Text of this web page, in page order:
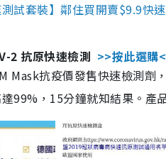
試套裝】鄰住買開賣$9.9快
2 抗原快速檢測 >>按此選購
Mask抗疫價發售快速檢測
99%，15分鐘就知結果。產